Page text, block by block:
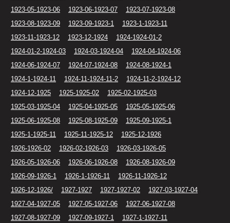
1923-05-1923-06
1923-06-1923-07
1923-07-1923-08
1923-08-1923-09
1923-09-1923-1
1923-1-1923-11
1923-11-1923-12
1923-12-1924
1924-1924-01-2
1924-01-2-1924-03
1924-03-1924-04
1924-04-1924-06
1924-06-1924-07
1924-07-1924-08
1924-08-1924-1
1924-1-1924-11
1924-11-1924-11-2
1924-11-2-1924-12
1924-12-1925
1925-1925-02
1925-02-1925-03
1925-03-1925-04
1925-04-1925-05
1925-05-1925-06
1925-06-1925-08
1925-08-1925-09
1925-09-1925-1
1925-1-1925-11
1925-11-1925-12
1925-12-1926
1926-1926-02
1926-02-1926-03
1926-03-1926-05
1926-05-1926-06
1926-06-1926-08
1926-08-1926-09
1926-09-1926-1
1926-1-1926-11
1926-11-1926-12
1926-12-1926/
1927-1927 1927-1927-02
1927-03-1927-04
1927-04-1927-05
1927-05-1927-06
1927-06-1927-08
1927-08-1927-09
1927-09-1927-1 1927-1-1927-11